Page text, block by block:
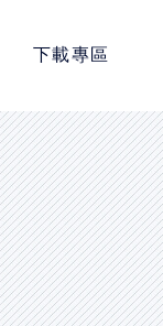
下載專區